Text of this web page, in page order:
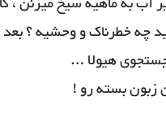
چه خطرناک و وحشیه ؟
هیولا …
زبون بسته رو !